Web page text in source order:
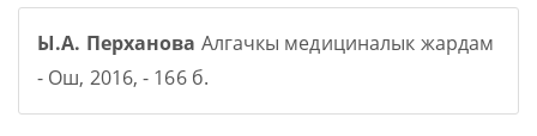
Ы.А. Перханова Алгачкы медициналык жардам
- Ош, 2016, - 166 б.